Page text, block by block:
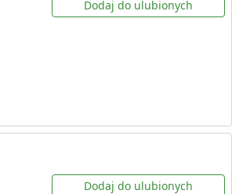
Dodaj do ulubionych
Dodaj do ulubionych